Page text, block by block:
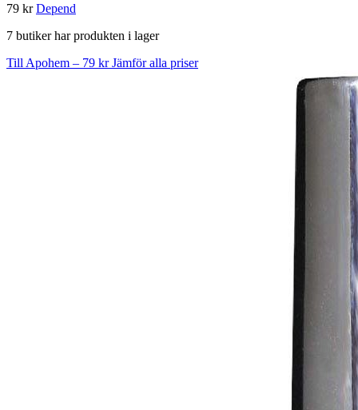
79 krDepend
7 butiker har produkten i lager
Till Apohem – 79 krJämför alla priser